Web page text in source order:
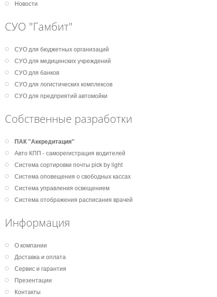
Новости
СУО "Гамбит"
СУО для бюджетных организаций
СУО для медицинских учреждений
СУО для банков
СУО для логистических комплексов
СУО для предприятий автомойки
Собственные разработки
ПАК "Аккредитация"
Авто КПП - саморегистрация водителей
Система сортировки почты pick by light
Система оповещения о свободных кассах
Система управления освещением
Система отображения расписания врачей
Информация
О компании
Доставка и оплата
Сервис и гарантия
Презентации
Контакты